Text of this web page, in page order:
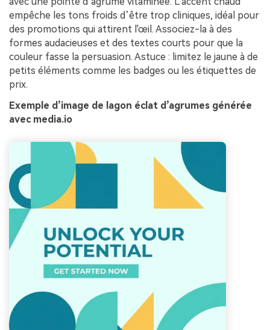
empêche les tons froids d’être trop cliniques, idéal pour
des promotions qui attirent l'œil. Associez-la à des
formes audacieuses et des textes courts pour que la
couleur fasse la persuasion. Astuce : limitez le jaune à de
petits éléments comme les badges ou les étiquettes de
prix.
Exemple d’image de lagon éclat d’agrumes générée
avec media.io